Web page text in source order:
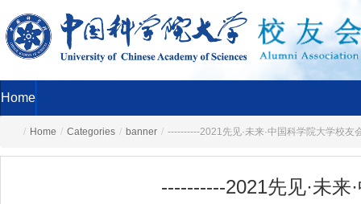
Home
/ Home / Categories / banner / ----------2021先见·未来·中国科学院大学校友
----------2021先见·未